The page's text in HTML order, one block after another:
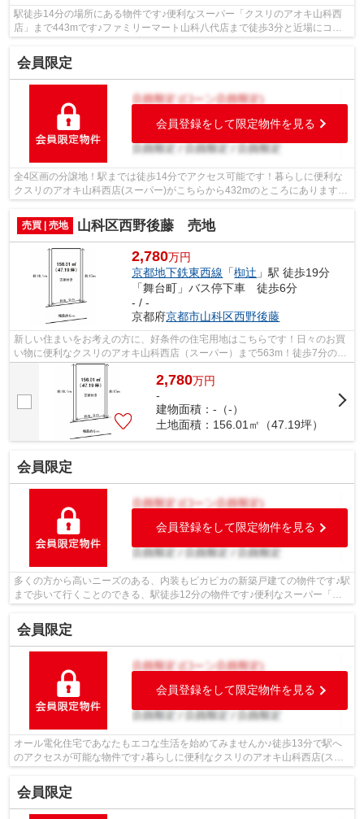
駅徒歩14分の場所にある物件です♪便利なスーパー「クスリのアオキ山科西
店」まで443mです♪ファミリーマート山科八代店まで徒歩3分と近場にコン
会員限定
会員登録をして限定物件を見る
全4区画の分譲地！駅までは徒歩14分でアクセス可能です！暮らしに便利な
クスリのアオキ山科西店(スーパー)がこちらから432mのところにあります！
売買 | 売地
山科区西野後藤 売地
2,780万円
京都地下鉄東西線 「椥辻 」駅 徒歩19分
「舞台町」バス停下車 徒歩6分
- / -
京都府京都市山科区西野後藤
新しい住まいをお考えの方に、好条件の住宅用地はこちらです！日々のお買
い物に便利なクスリのアオキ山科西店（スーパー）まで563m！徒歩7分の場
所に京都市立山階南小学校があります！...
2,780万円
-
建物面積：-（-）
土地面積：156.01㎡（47.19坪）
会員限定
会員登録をして限定物件を見る
多くの方から高いニーズのある、内装もピカピカの新築戸建ての物件です♪駅
まで歩いて行くことのできる、駅徒歩12分の物件です♪便利なスーパー「ハ
会員限定
会員登録をして限定物件を見る
オール電化住宅であなたもエコな生活を始めてみませんか♪徒歩13分で駅へ
のアクセスが可能な物件です♪暮らしに便利なクスリのアオキ山科西店(スー
会員限定